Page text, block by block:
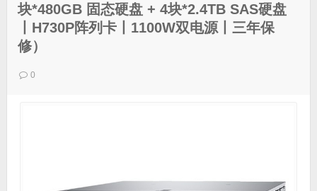
块*480GB 固态硬盘 + 4块*2.4TB SAS硬盘
丨H730P阵列卡丨1100W双电源丨三年保
修）
0